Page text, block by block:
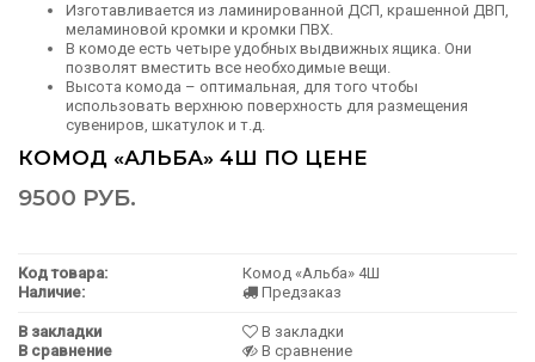
КОМОД «АЛЬБА» 4Ш ПО ЦЕНЕ
9500 РУБ.
Код товара:
Комод «Альба» 4Ш
Наличие:
Предзаказ
В закладки
В закладки
В сравнение
В сравнение
Изготавливается из ламинированной ДСП, крашенной ДВП,
меламиновой кромки и кромки ПВХ.
В комоде есть четыре удобных выдвижных ящика. Они
позволят вместить все необходимые вещи.
Высота комода – оптимальная, для того чтобы
использовать верхнюю поверхность для размещения
сувениров, шкатулок и т.д.